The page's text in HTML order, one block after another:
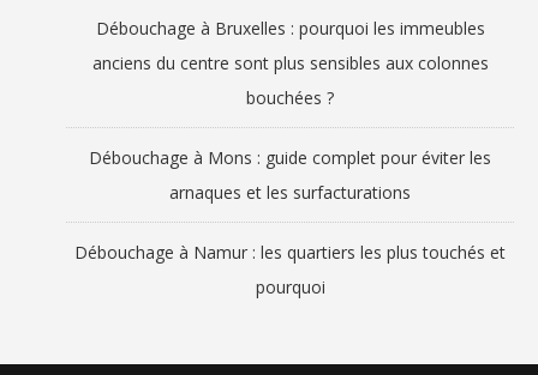
Débouchage à Bruxelles : pourquoi les immeubles
anciens du centre sont plus sensibles aux colonnes
bouchées ?
Débouchage à Mons : guide complet pour éviter les
arnaques et les surfacturations
Débouchage à Namur : les quartiers les plus touchés et
pourquoi